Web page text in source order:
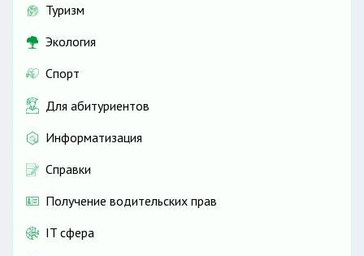
Туризм
Экология
Спорт
Для абитуриентов
Информатизация
Справки
Получение водительских прав
IT сфера